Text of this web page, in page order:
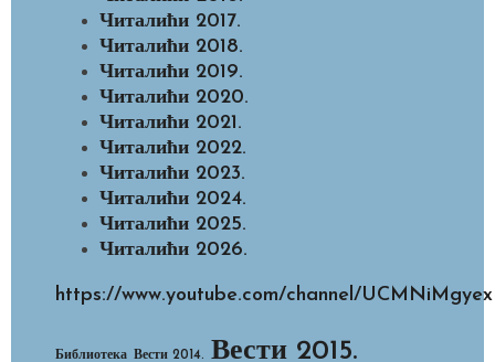
Читалићи 2017.
Читалићи 2018.
Читалићи 2019.
Читалићи 2020.
Читалићи 2021.
Читалићи 2022.
Читалићи 2023.
Читалићи 2024.
Читалићи 2025.
Читалићи 2026.
https://www.youtube.com/channel/
Библиотека Вести 2014. Вести 2015.